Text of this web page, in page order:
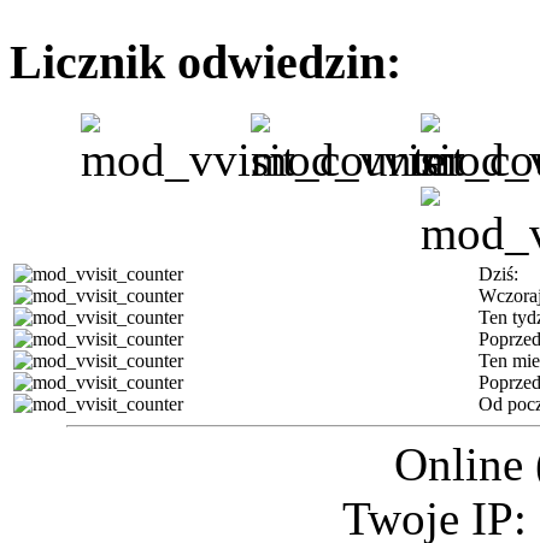
Licznik odwiedzin:
Dziś:
Ten
Ten
Od
Online
Twoje IP: